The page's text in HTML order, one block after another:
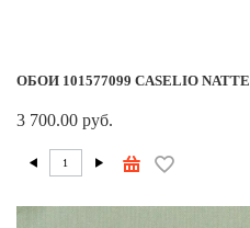
ОБОИ 101577099 CASELIO NATTE
3 700.00 руб.